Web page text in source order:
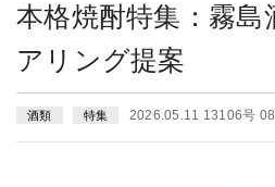
本格焼酎特集：霧
アリング提案
酒類 特集 2026.05.11 13106号